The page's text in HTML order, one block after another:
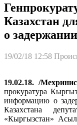
Казахстан
о
19/02/18 12:58
19.02.18. /
прокуратура
информацию о
Казахстана
«Кыргызстан»